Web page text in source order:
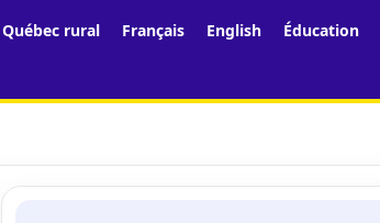
Québec rural Français English Éducation